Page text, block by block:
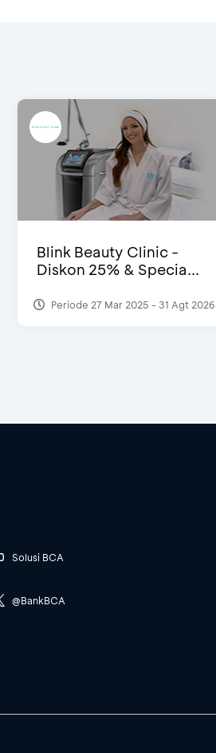
Blink Beauty Clinic -
Diskon 25% & Specia...
Periode 27 Mar 2025 - 31 Agt 2026
Solusi BCA
@BankBCA